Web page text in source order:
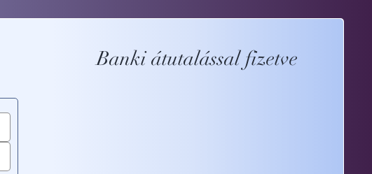
Banki átutalással fizetve